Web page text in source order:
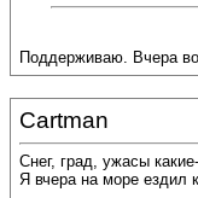
Поддерживаю. Вчера
Cartman
Снег, град, ужасы
Я вчера на море ездил